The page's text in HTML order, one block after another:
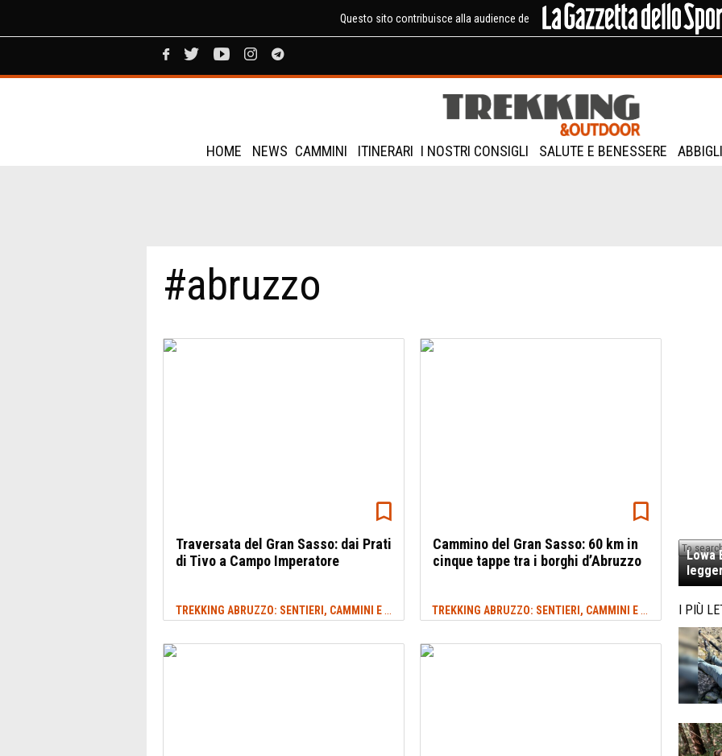
Questo sito contribuisce alla audience de
HOME NEWS CAMMINI ITINERARI I NOSTRI CONSIGLI SALUTE E BENESSERE
#abruzzo
Traversata del Gran Sasso: dai Prati
di Tivo a Campo Imperatore
TREKKING ABRUZZO: SENTIERI, CAMMINI E ITINERARI #ITINERARI ESTATE
Cammino del Gran Sasso: 60 km in
cinque tappe tra i borghi d’Abruzzo
TREKKING ABRUZZO: SENTIERI, CAMMINI E ITINERARI
Lowa
I PIÙ